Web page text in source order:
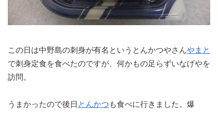
この日は中野島の刺身が有名というとんかつやさんやまと
で刺身定食を食べたのですが、何かもの足らずいなげやを
訪問。
うまかったので後日 とんかつ も食べに行きました。爆